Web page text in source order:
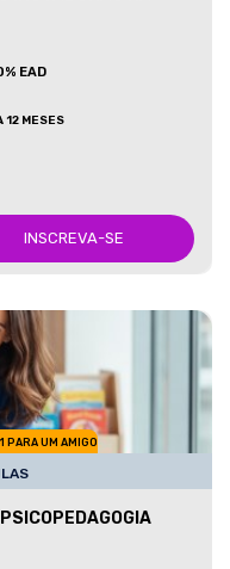
EAD
12 MESES
INSCREVA-SE
PARA UM AMIGO